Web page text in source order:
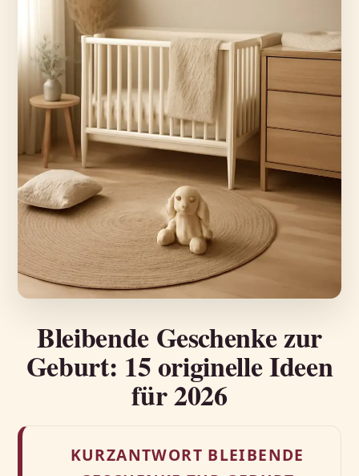
Bleibende Geschenke zur
Geburt: 15 originelle Ideen
für 2026
KURZANTWORT BLEIBENDE